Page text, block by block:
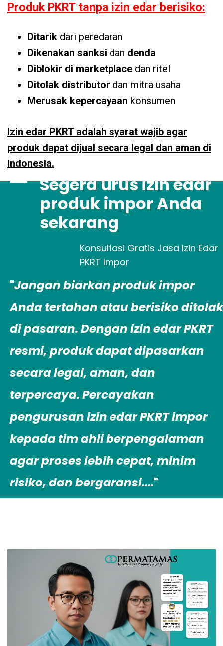
Produk PKRT tanpa izin edar berisiko:
Ditarik dari peredaran
Dikenakan sanksi dan denda
Diblokir di marketplace dan ritel
Ditolak distributor dan mitra usaha
Merusak kepercayaan konsumen
Izin edar PKRT adalah syarat wajib agar
produk dapat dijual secara legal dan aman di
Indonesia.
Segera urus izin edar
produk impor Anda
sekarang
Konsultasi Gratis Jasa Izin Edar
PKRT Impor
"Jangan biarkan produk impor
Anda tertahan atau berisiko ditolak
di pasaran. Dengan izin edar PKRT
resmi, produk dapat dipasarkan
secara legal, aman, dan
terpercaya. Percayakan
pengurusan izin edar PKRT impor
kepada tim ahli berpengalaman
agar proses lebih cepat, minim
risiko, dan bergaransi...."